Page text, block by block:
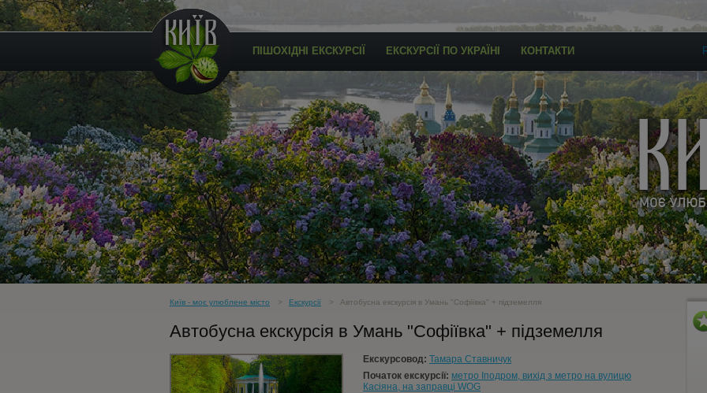
ПІШОХІДНІ ЕКСКУРСІЇ ЕКСКУРСІЇ ПО УКРАЇНІ КОНТАКТИ
Київ - моє улюблене місто Екскурсії Автобусна екскурсія в Умань "Софіївка" + підземелля
Автобусна екскурсія в Умань "Софіївка" + підземелля
Екскурсовод: Тамара Ставничук
Початок екскурсії: метро Іподром, вихід з метро на вулицю
Касіяна, на заправці WOG